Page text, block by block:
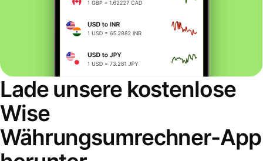
Lade unsere kostenlose
Wise
Währungsumrechner-App